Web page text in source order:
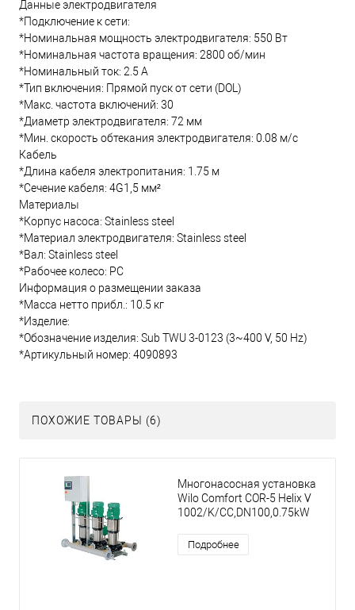
Данные электродвигателя
*Подключение к сети:
*Номинальная мощность электродвигателя: 550 Вт
*Номинальная частота вращения: 2800 об/мин
*Номинальный ток: 2.5 А
*Тип включения: Прямой пуск от сети (DOL)
*Макс. частота включений: 30
*Диаметр электродвигателя: 72 мм
*Мин. скорость обтекания электродвигателя: 0.08 м/с
Кабель
*Длина кабеля электропитания: 1.75 м
*Сечение кабеля: 4G1,5 мм²
Материалы
*Корпус насоса: Stainless steel
*Материал электродвигателя: Stainless steel
*Вал: Stainless steel
*Рабочее колесо: PC
Информация о размещении заказа
*Масса нетто прибл.: 10.5 кг
*Изделие:
*Обозначение изделия: Sub TWU 3-0123 (3~400 V, 50 Hz)
*Артикульный номер: 4090893
ПОХОЖИЕ ТОВАРЫ (6)
Многонасосная установка
Wilo Comfort COR-5 Helix V
1002/K/CC,DN100,0.75kW
Подробнее